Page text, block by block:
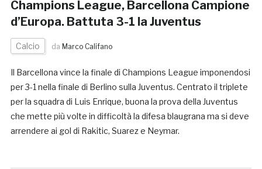
Champions League, Barcellona Campione
d’Europa. Battuta 3-1 la Juventus
Calcio da Marco Califano
Il Barcellona vince la finale di Champions League imponendosi
per 3-1 nella finale di Berlino sulla Juventus. Centrato il triplete
per la squadra di Luis Enrique, buona la prova della Juventus
che mette più volte in difficoltà la difesa blaugrana ma si deve
arrendere ai gol di Rakitic, Suarez e Neymar.